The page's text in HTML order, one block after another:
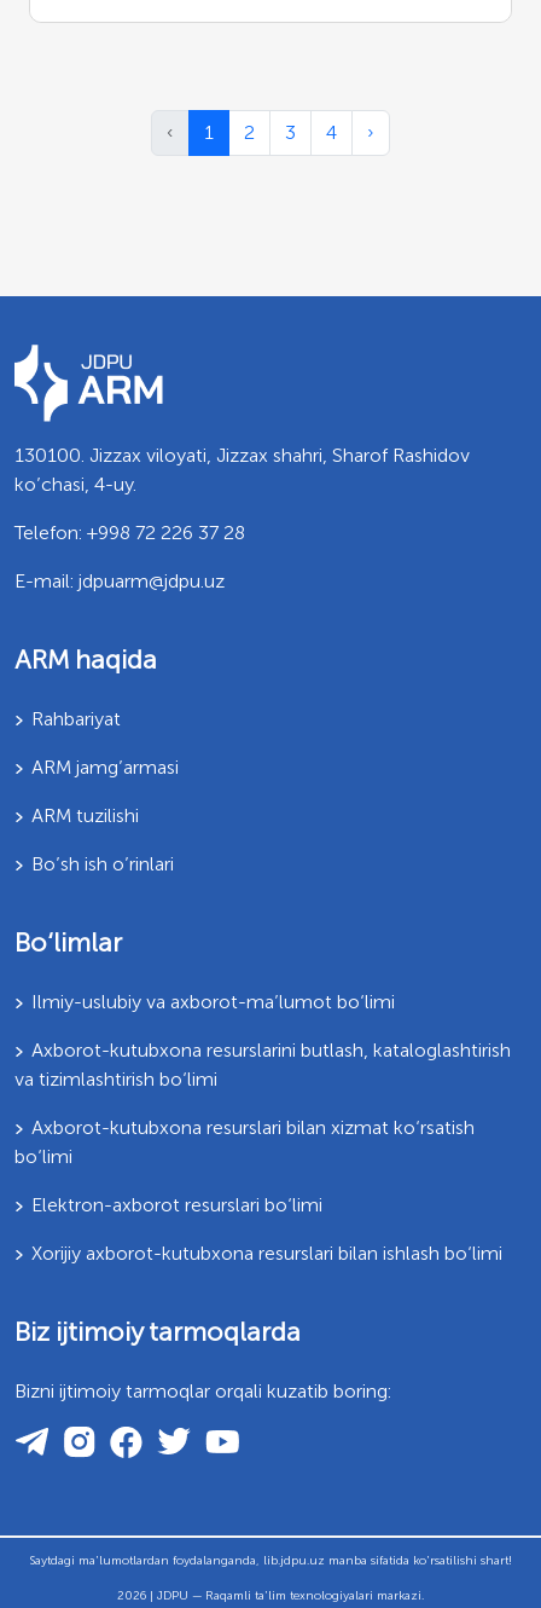
‹ 1 2 3 4 ›
130100. Jizzax viloyati, Jizzax shahri, Sharof Rashidov
ko’chasi, 4-uy.
Telefon: +998 72 226 37 28
E-mail: jdpuarm@jdpu.uz
ARM haqida
Rahbariyat
ARM jamg’armasi
ARM tuzilishi
Bo’sh ish o’rinlari
Bo‘limlar
Ilmiy-uslubiy va axborot-ma’lumot bo‘limi
Axborot-kutubxona resurslarini butlash, kataloglashtirish
va tizimlashtirish bo‘limi
Axborot-kutubxona resurslari bilan xizmat ko‘rsatish
bo‘limi
Elektron-axborot resurslari bo‘limi
Xorijiy axborot-kutubxona resurslari bilan ishlash bo‘limi
Biz ijtimoiy tarmoqlarda
Bizni ijtimoiy tarmoqlar orqali kuzatib boring:
Saytdagi ma'lumotlardan foydalanganda, lib.jdpu.uz manba sifatida ko'rsatilishi shart!
2026 | JDPU — Raqamli ta'lim texnologiyalari markazi.